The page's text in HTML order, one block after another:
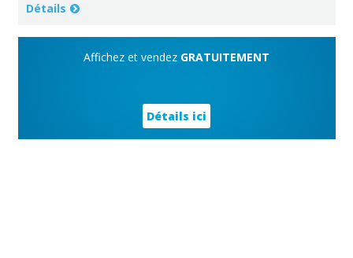
Détails
Affichez et vendez GRATUITEMENT
Détails ici